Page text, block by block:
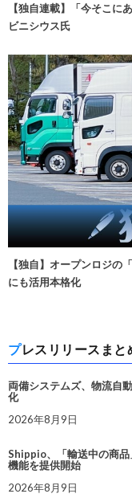
【独自連載】「今そこ
ビニシウス氏
【独自】オープンロジの
にも活用本格化
プレスリリースま
両備システムズ、物流自
化
2026年8月9日
Shippio、「輸送中の商
機能を提供開始
2026年8月9日